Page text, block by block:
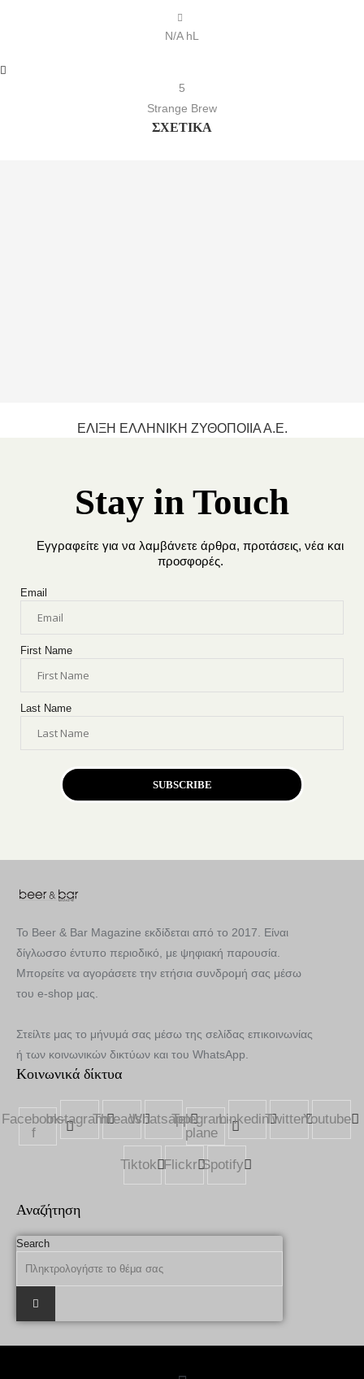
N/A hL
5
Strange Brew
ΣΧΕΤΙΚΆ
ΕΛΙΞΗ ΕΛΛΗΝΙΚΉ ΖΥΘΟΠΟΙΊΑ Α.Ε.
Stay in Touch
Εγγραφείτε για να λαμβάνετε άρθρα, προτάσεις, νέα και
προσφορές.
Email
First Name
Last Name
SUBSCRIBE
Το Beer & Bar Magazine εκδίδεται από το 2017. Είναι
δίγλωσσο έντυπο περιοδικό, με ψηφιακή παρουσία.
Μπορείτε να αγοράσετε την ετήσια συνδρομή σας μέσω
του e-shop μας.
Στείλτε μας το μήνυμά σας μέσω της σελίδας επικοινωνίας
ή των κοινωνικών δικτύων και του WhatsApp.
Κοινωνικά δίκτυα
Facebook-
f
InstagramThreadsWhatsappTelegram-
plane
LinkedinTwitterYoutube
Tiktok Flickr Spotify
Αναζήτηση
Search